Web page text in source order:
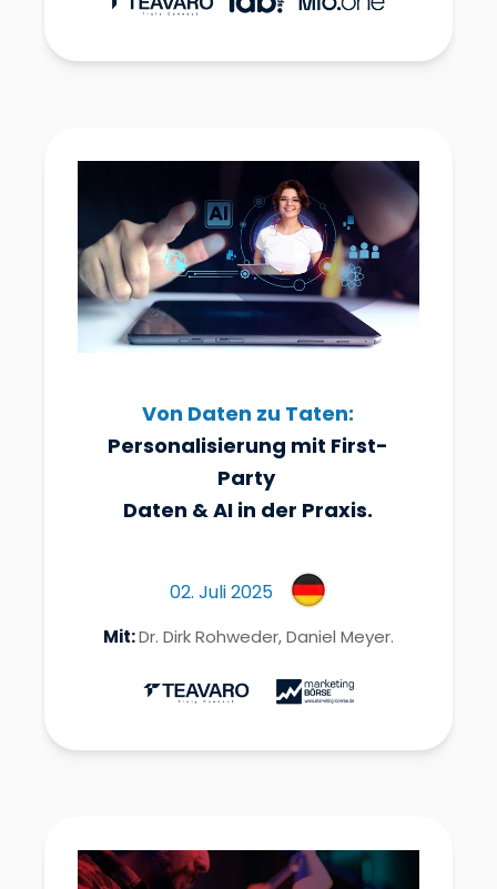
Von Daten zu Taten:
Personalisierung mit First-
Party
Daten & AI in der Praxis.
02. Juli 2025
Mit:Dr. Dirk Rohweder, Daniel Meyer.